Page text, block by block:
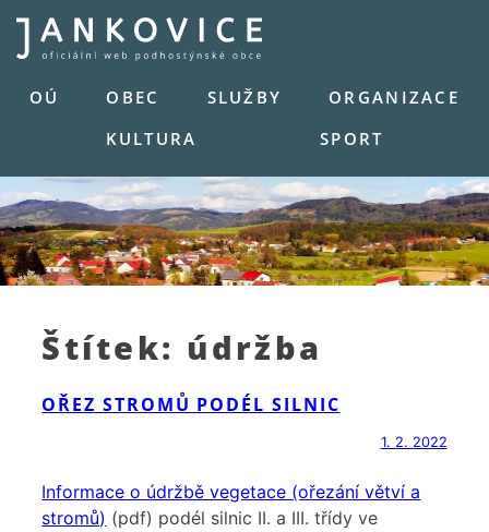
Skip
content
OÚ
OBEC SLUŽBY
ORGANIZACE
KULTURA
SPORT
Štítek: údržba
OŘEZ STROMŮ PODÉL SILNIC
1. 2. 2022
Informace o údržbě vegetace (ořezání větví a
stromů) (pdf) podél silnic II. a III. třídy ve